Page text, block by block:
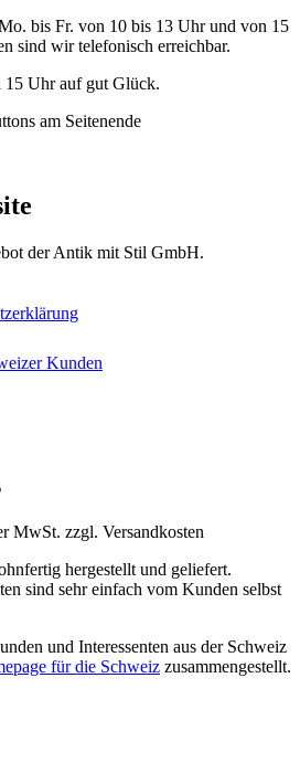
bis Fr. von 10 bis 13 Uhr und von 15
sind wir telefonisch erreichbar.
15 Uhr auf gut Glück.
am Seitenende
der Antik mit Stil GmbH.
Kunden
MwSt. zzgl. Versandkosten
hergestellt und geliefert.
sind sehr einfach vom Kunden selbst
und Interessenten aus der Schweiz
für die Schweiz zusammengestellt.